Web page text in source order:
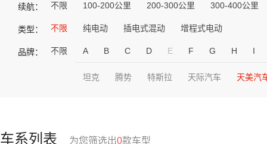
续航： 不限 100-200公里 200-300公里 300-400公里
类型： 不限 纯电动 插电式混动 增程式电动
品牌： 不限 A B C D E F G H I
坦克 腾势 特斯拉 天际汽车 天美汽
车系列表 为您筛选出0款车型